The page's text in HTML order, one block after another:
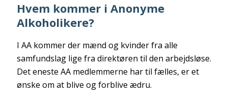
Hvem kommer i Anonyme
Alkoholikere?
I AA kommer der mænd og kvinder fra alle
samfundslag lige fra direktøren til den arbejdsløse.
Det eneste AA medlemmerne har til fælles, er et
ønske om at blive og forblive ædru.